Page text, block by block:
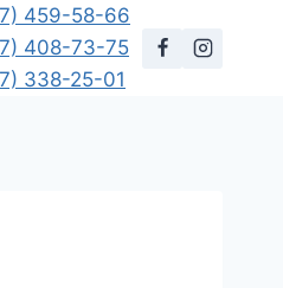
459-58-66
408-73-75
338-25-01